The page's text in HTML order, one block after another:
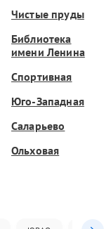
Чистые пруды
Библиотека
имени Ленина
Спортивная
Юго-Западная
Саларьево
Ольховая